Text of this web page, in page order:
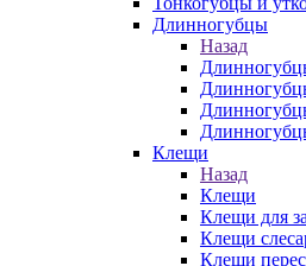
Длинногубцы
Назад
Клещи
Назад
Клещи
Клещи для
Клещи
Клещи